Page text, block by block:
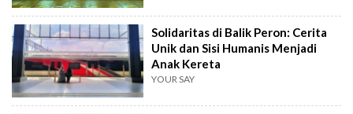
Solidaritas di Balik Peron: Cerita
Unik dan Sisi Humanis Menjadi
Anak Kereta
YOUR SAY